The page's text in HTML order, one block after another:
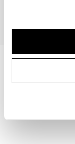
©1995-2026 TOYOTA